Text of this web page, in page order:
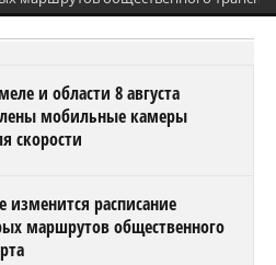
и области 8 августа
мобильные камеры
скорости
изменится расписание
маршрутов общественного